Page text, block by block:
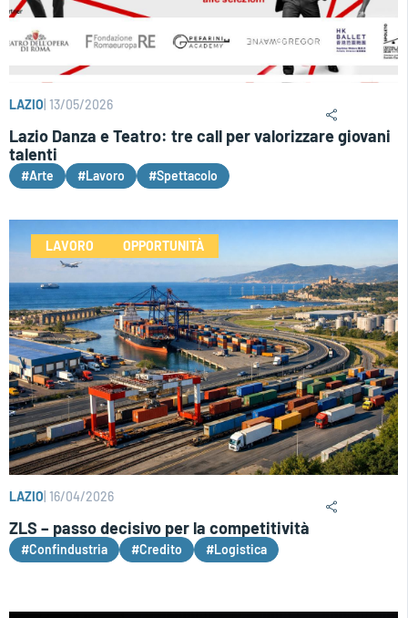
LAZIO 13/05/2026
Lazio Danza e Teatro: tre call per valorizzare giovani
talenti
#Arte #Lavoro #Spettacolo
LAVORO OPPORTUNITÀ
LAZIO 16/04/2026
ZLS – passo decisivo per la competitività
#Confindustria #Credito #Logistica